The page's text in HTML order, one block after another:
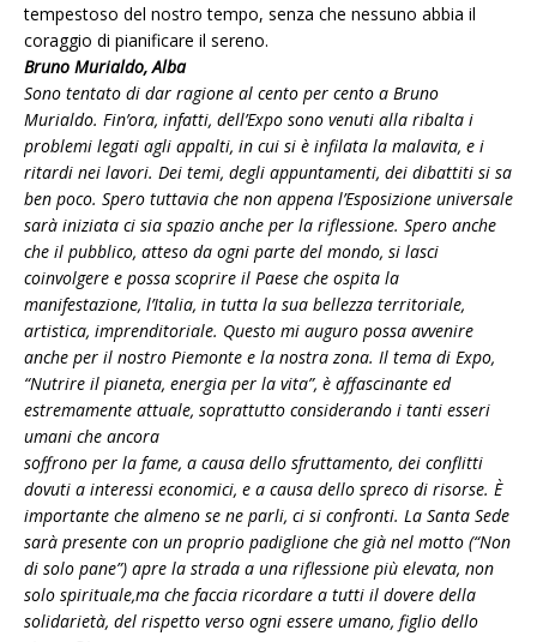
tempestoso del nostro tempo, senza che nessuno abbia il
coraggio di pianificare il sereno.
Bruno Murialdo, Alba
Sono tentato di dar ragione al cento per cento a Bruno
Murialdo. Fin’ora, infatti, dell’Expo sono venuti alla ribalta i
problemi legati agli appalti, in cui si è infilata la malavita, e i
ritardi nei lavori. Dei temi, degli appuntamenti, dei dibattiti si sa
ben poco. Spero tuttavia che non appena l’Esposizione universale
sarà iniziata ci sia spazio anche per la riflessione. Spero anche
che il pubblico, atteso da ogni parte del mondo, si lasci
coinvolgere e possa scoprire il Paese che ospita la
manifestazione, l’Italia, in tutta la sua bellezza territoriale,
artistica, imprenditoriale. Questo mi auguro possa avvenire
anche per il nostro Piemonte e la nostra zona. Il tema di Expo,
“Nutrire il pianeta, energia per la vita”, è affascinante ed
estremamente attuale, soprattutto considerando i tanti esseri
umani che ancora
soffrono per la fame, a causa dello sfruttamento, dei conflitti
dovuti a interessi economici, e a causa dello spreco di risorse. È
importante che almeno se ne parli, ci si confronti. La Santa Sede
sarà presente con un proprio padiglione che già nel motto (“Non
di solo pane”) apre la strada a una riflessione più elevata, non
solo spirituale,ma che faccia ricordare a tutti il dovere della
solidarietà, del rispetto verso ogni essere umano, figlio dello